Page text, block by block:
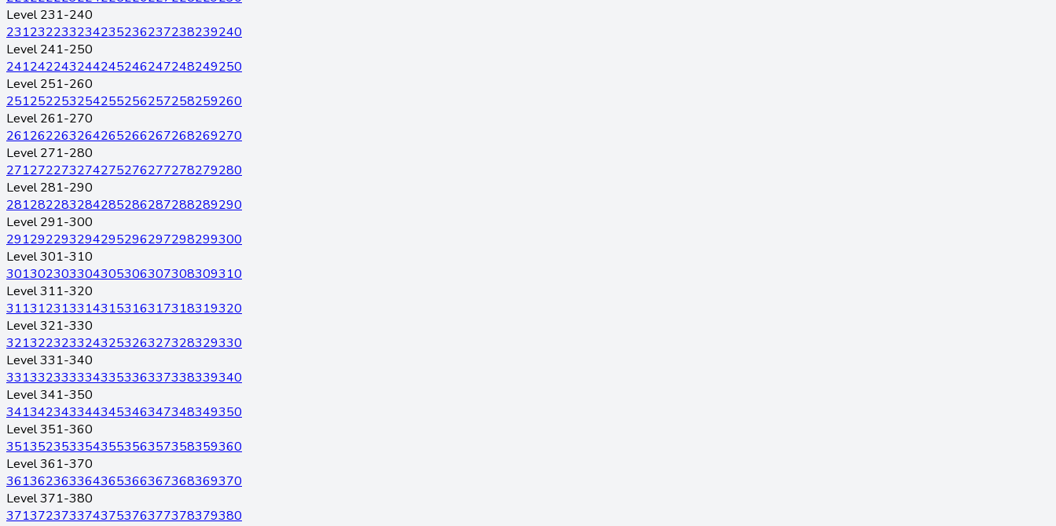
Level 231-240
231232233234235236237238239240
Level 241-250
241242243244245246247248249250
Level 251-260
251252253254255256257258259260
Level 261-270
261262263264265266267268269270
Level 271-280
271272273274275276277278279280
Level 281-290
281282283284285286287288289290
Level 291-300
291292293294295296297298299300
Level 301-310
301302303304305306307308309310
Level 311-320
311312313314315316317318319320
Level 321-330
321322323324325326327328329330
Level 331-340
331332333334335336337338339340
Level 341-350
341342343344345346347348349350
Level 351-360
351352353354355356357358359360
Level 361-370
361362363364365366367368369370
Level 371-380
371372373374375376377378379380